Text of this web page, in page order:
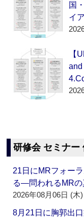
国
イ
【
and
研修会 セミナー
21日にMRフォー
る―問われるMR
2026年08月06日 (木)
8月21日に胸郭出